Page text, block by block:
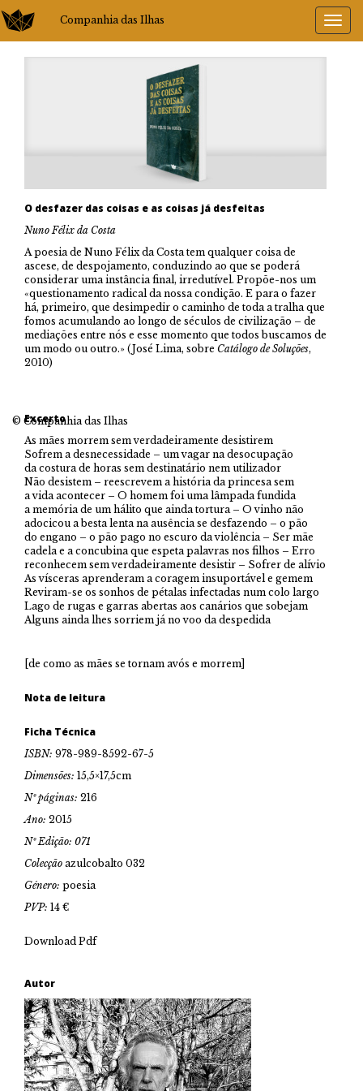
Companhia das Ilhas
O desfazer das coisas e as coisas já desfeitas
Nuno Félix da Costa
A poesia de Nuno Félix da Costa tem qualquer coisa de
ascese, de despojamento, conduzindo ao que se poderá
considerar uma instância final, irredutível. Propõe-nos um
«questionamento radical da nossa condição. E para o fazer
há, primeiro, que desimpedir o caminho de toda a tralha que
fomos acumulando ao longo de séculos de civilização – de
mediações entre nós e esse momento que todos buscamos de
um modo ou outro.» (José Lima, sobre Catálogo de Soluções,
2010)
Excerto
As mães morrem sem verdadeiramente desistirem
Sofrem a desnecessidade – um vagar na desocupação
da costura de horas sem destinatário nem utilizador
Não desistem – reescrevem a história da princesa sem
a vida acontecer – O homem foi uma lâmpada fundida
a memória de um hálito que ainda tortura – O vinho não
adocicou a besta lenta na ausência se desfazendo – o pão
do engano – o pão pago no escuro da violência – Ser mãe
cadela e a concubina que espeta palavras nos filhos – Erro
reconhecem sem verdadeiramente desistir – Sofrer de alívio
As vísceras aprenderam a coragem insuportável e gemem
Reviram-se os sonhos de pétalas infectadas num colo largo
Lago de rugas e garras abertas aos canários que sobejam
Alguns ainda lhes sorriem já no voo da despedida
[de como as mães se tornam avós e morrem]
Nota de leitura
Ficha Técnica
ISBN: 978-989-8592-67-5
Dimensões: 15,5×17,5cm
Nº páginas: 216
Ano: 2015
Nº Edição: 071
Colecção azulcobalto 032
Género: poesia
PVP: 14 €
Download Pdf
Autor
© Companhia das Ilhas